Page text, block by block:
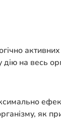
дію на весь
як